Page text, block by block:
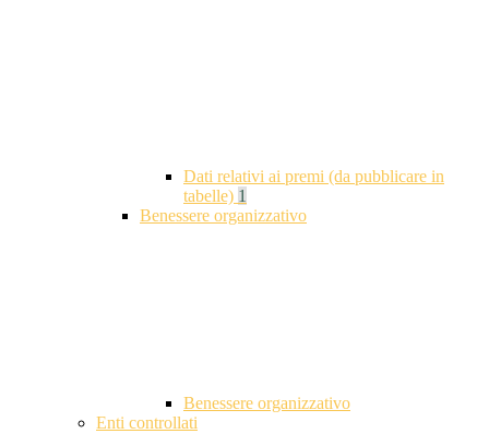
Dati relativi ai premi (da pubblicare in
tabelle) 1
Benessere organizzativo
Benessere organizzativo
Enti controllati